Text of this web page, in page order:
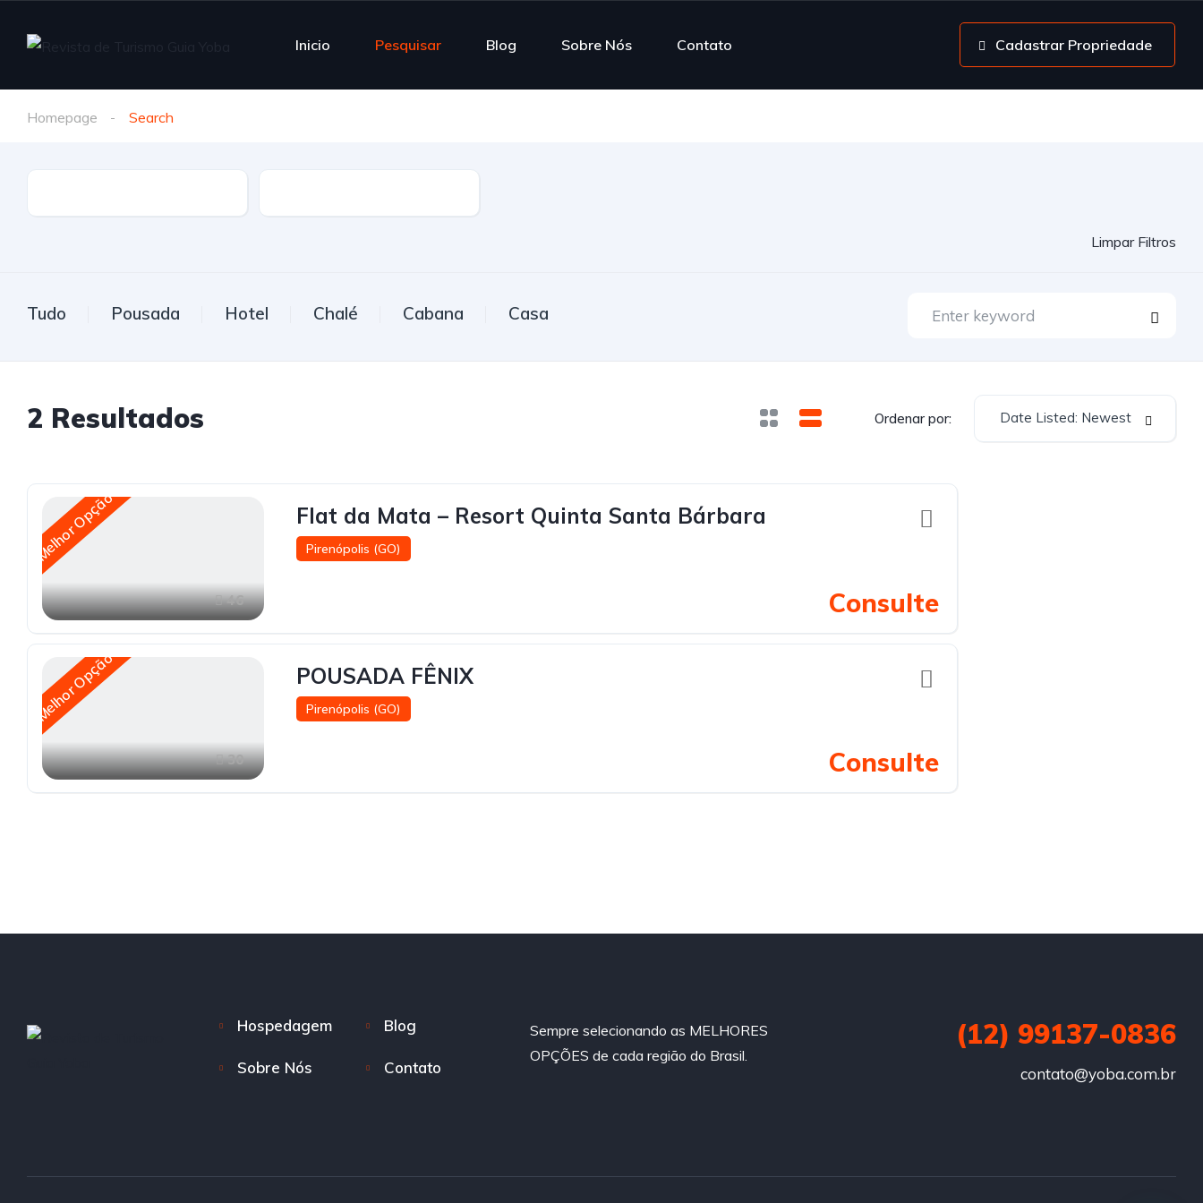
Inicio Pesquisar Blog Sobre Nós Contato Cadastrar Propriedade
Homepage Search
Limpar Filtros
Tudo Pousada Hotel Chalé Cabana Casa
2 Resultados Ordenar por: Date Listed: Newest
Melhor Opção
46
Flat da Mata – Resort Quinta Santa Bárbara
Pirenópolis (GO)
Consulte
Melhor Opção
30
POUSADA FÊNIX
Pirenópolis (GO)
Consulte
Hospedagem Blog
Sobre Nós Contato
Sempre selecionando as MELHORES
OPÇÕES de cada região do Brasil.
(12) 99137-0836
contato@yoba.com.br